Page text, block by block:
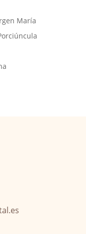
María